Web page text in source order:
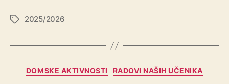
2025/2026
DOMSKE AKTIVNOSTI RADOVI NAŠIH UČENIKA